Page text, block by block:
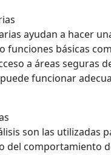
ayudan a hacer
funciones básicas
a áreas seguras
funcionar
son las utilizadas
del comportamiento